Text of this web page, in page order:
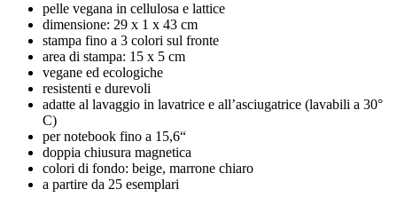
pelle vegana in cellulosa e lattice
dimensione: 29 x 1 x 43 cm
stampa fino a 3 colori sul fronte
area di stampa: 15 x 5 cm
vegane ed ecologiche
resistenti e durevoli
adatte al lavaggio in lavatrice e all’asciugatrice (lavabili a 30°
C)
per notebook fino a 15,6“
doppia chiusura magnetica
colori di fondo: beige, marrone chiaro
a partire da 25 esemplari